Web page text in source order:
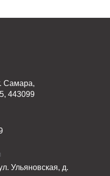
Самара,
443099
Ульяновская, д.